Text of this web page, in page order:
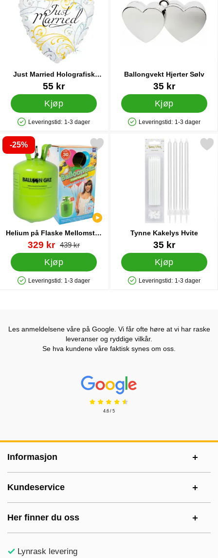
Just Married Holografisk
Hjerteballong
Varenummer 22731
55 kr
Kjøp
Produkttilgjengelighet: På lager
Leveringstid: 1-3 dager
Ballongvekt Hjerter Sølv
Varenummer 25982
35 kr
Kjøp
Produkttilgjengelighet: På lager
Leveringstid: 1-3 dager
-25%
Helium på Flaske Mellomstor
til 30 Ballonger (20-25 cm)
Varenummer 13479
ny pris
329 kr gammel pris
439 kr
Kjøp
Produkttilgjengelighet: På lager
Leveringstid: 1-3 dager
på Flaske Mellomstor til 30 Ballonger (20-25 cm) som
Tynne Kakelys Hvite
Varenummer 21133
35 kr
Kjøp
Produkttilgjengelighet: På lager
Leveringstid: 1-3 dager
Merk tynne Kakelys
Les anmeldelsene våre på Google. Vi får ofte høre at vi har raske
leveranser og ryddige vilkår.
Se hva kundene våre faktisk synes om oss.
Prisjakt Vurdering: 4.6 Stjerne
4.6 / 5
Informasjon
Kundeservice
Her finner du oss
Lynrask levering